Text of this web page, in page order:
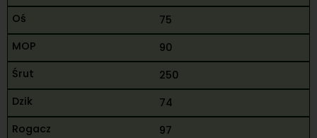
75
90
250
74
97